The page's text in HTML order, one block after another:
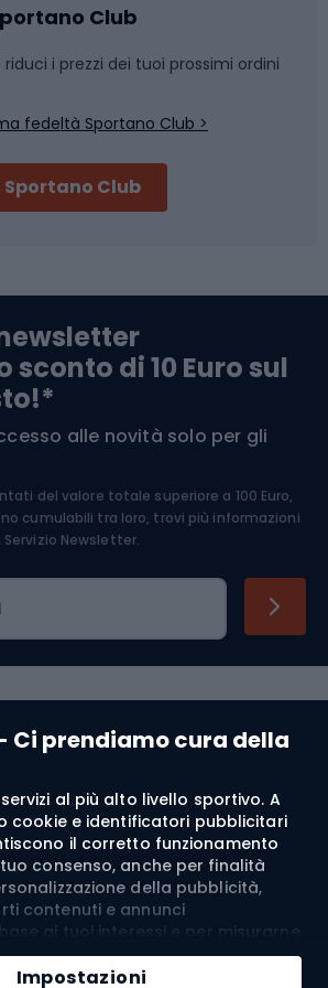
Ci prendiamo cura della
al più alto livello sportivo. A
cookie e identificatori pubblicitari
il corretto funzionamento
consenso, anche per finalità
della pubblicità,
contenuti e annunci
ai tuoi interessi e per misurarne
e gli identificatori pubblicitari
utilizzati sia per attività
Impostazioni
al carrello
da escursionismo
biciclette
sport
ciclistico
Club
i prezzi dei tuoi prossimi ordini
fedeltà Sportano Club >
Club
sconto di 10 Euro sul
alle novità solo per gli
del valore totale superiore a 100 Euro,
cumulabili tra loro, trovi più informazioni
Newsletter.